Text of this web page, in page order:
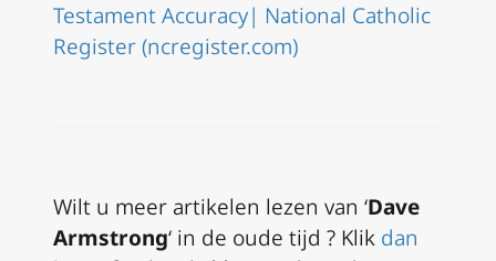
Testament Accuracy| National Catholic
Register (ncregister.com)
Wilt u meer artikelen lezen van ‘Dave
Armstrong‘ in de oude tijd ? Klik dan